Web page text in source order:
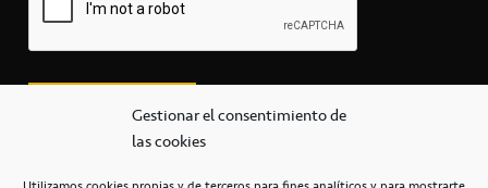
Gestionar el consentimiento de
las cookies